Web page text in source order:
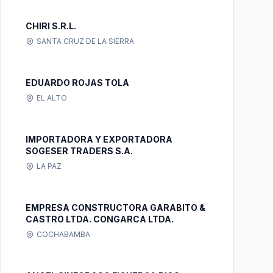
CHIRI S.R.L.
SANTA CRUZ DE LA SIERRA
EDUARDO ROJAS TOLA
EL ALTO
IMPORTADORA Y EXPORTADORA
SOGESER TRADERS S.A.
LA PAZ
EMPRESA CONSTRUCTORA GARABITO &
CASTRO LTDA. CONGARCA LTDA.
COCHABAMBA